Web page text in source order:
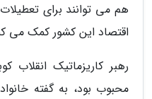
هم می توانند برای
اقتصاد این کشور کمک می
رهبر کاریزماتیک انقلاب
محبوب بود، به گفته